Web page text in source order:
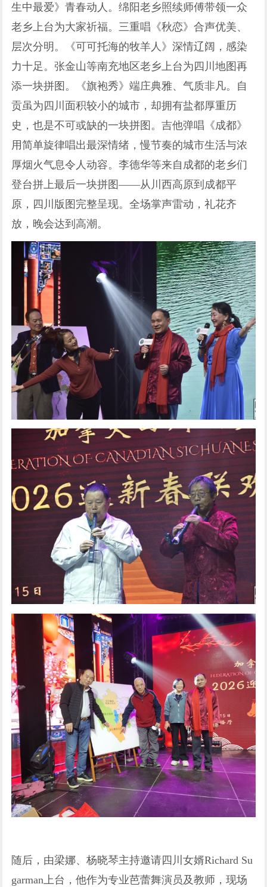
生中最爱》青春动人。绵阳老乡照续师傅带领一众
老乡上台为大家祈福。三重唱《秋恋》合声优美、
层次分明。《可可托海的牧羊人》深情辽阔，感染
力十足。张金山等南充地区老乡上台为四川地图再
添一块拼图。《旗袍秀》端庄典雅、气质非凡。自
贡虽为四川面积较小的城市，却拥有盐都厚重历
史，也是不可或缺的一块拼图。吉他弹唱《成都》
用简单旋律唱出最深情绪，慢节奏的城市生活与浓
厚烟火气息令人动容。李德华等来自成都的老乡们
登台拼上最后一块拼图——从川西高原到成都平
原，四川版图完整呈现。全场掌声雷动，礼花齐
放，晚会达到高潮。
随后，由梁娜、杨晓琴主持邀请四川女婿Richard Su
garman上台，他作为专业芭蕾舞演员及教师，现场